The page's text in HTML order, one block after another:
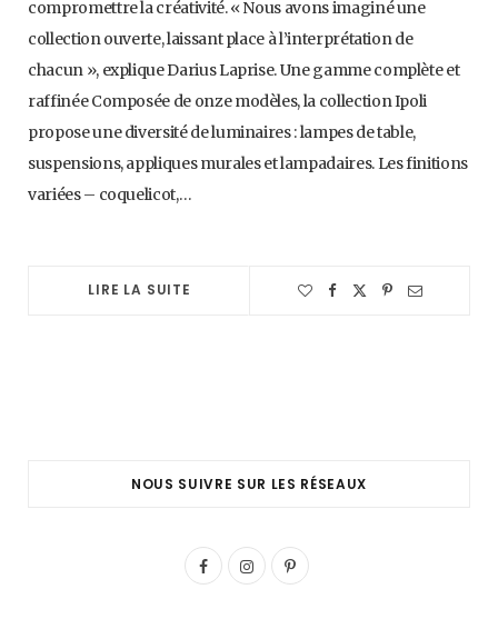
compromettre la créativité. « Nous avons imaginé une
collection ouverte, laissant place à l’interprétation de
chacun », explique Darius Laprise. Une gamme complète et
raffinée Composée de onze modèles, la collection Ipoli
propose une diversité de luminaires : lampes de table,
suspensions, appliques murales et lampadaires. Les finitions
variées – coquelicot,…
LIRE LA SUITE
NOUS SUIVRE SUR LES RÉSEAUX
F
I
P